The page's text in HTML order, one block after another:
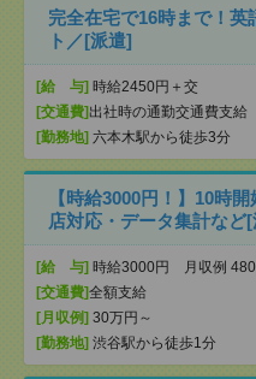
完全在宅で16時まで！
ト／[派遣]
[給 与] 時給2450円＋交
[交通費]出社時の通勤交通費支給
[勤務地] 六本木駅から徒歩3分
【時給3000円！】10時
店対応・データ集計など
[給 与] 時給3000円 月収例
[交通費]全額支給
[月収例] 30万円～
[勤務地] 渋谷駅から徒歩1分